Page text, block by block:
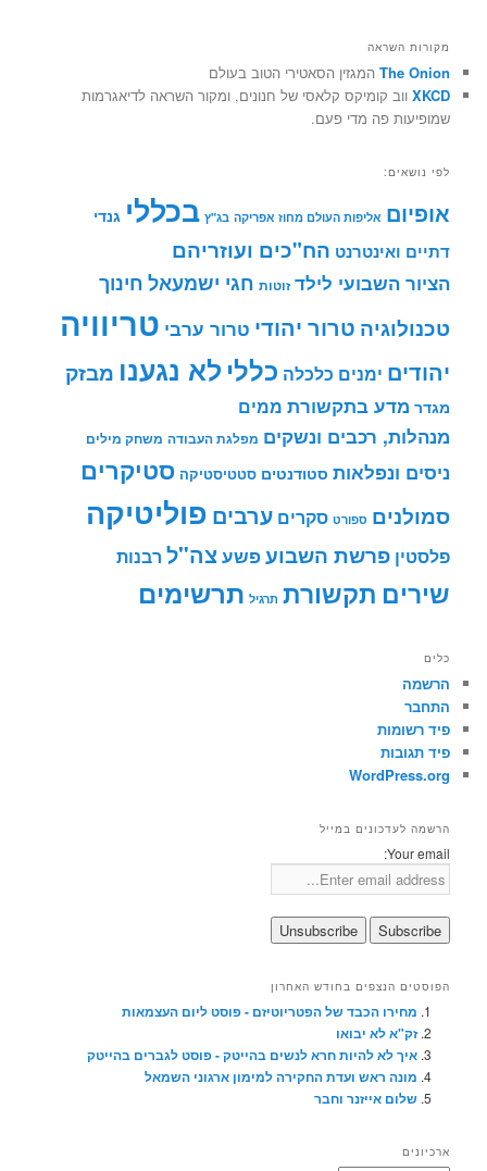
מקורות השראה
The Onion המגזין הסאטירי הטוב בעולם
XKCD ווב קומיקס קלאסי של חנונים, ומקור השראה לדיאגרמות
שמופיעות פה מדי פעם.
לפי נושאים:
אופיום אליפות העולם מחוז אפריקה בג"ץ בכללי גנדי
דתיים ואינטרנט הח"כים ועוזריהם
הציור השבועי לילד זוטות חגי ישמעאל חינוך
טכנולוגיה טרור יהודי טרור ערבי טריוויה
יהודים ימנים כלכלה כללי לא נגענו מבזק
מגדר מדע בתקשורת ממים
מנהלות, רכבים ונשקים מפלגת העבודה משחק מילים
ניסים ונפלאות סטודנטים סטטיסטיקה סטיקרים
סמולנים ספורט סקרים ערבים פוליטיקה
פלסטין פרשת השבועפשעצה"ל רבנות
שירים תקשורת תרגיל תרשימים
כלים
הרשמה
התחבר
פיד רשומות
פיד תגובות
WordPress.org
הרשמה לעדכונים במייל
Your email:
הפוסטים הנצפים בחודש האחרון
מחירו הכבד של הפטריוטיזם - פוסט ליום העצמאות
זק"א לא יבואו
איך לא להיות חרא לנשים בהייטק - פוסט לגברים בהייטק
מונה ראש ועדת החקירה למימון ארגוני השמאל
שלום אייזנר וחבר
ארכיונים